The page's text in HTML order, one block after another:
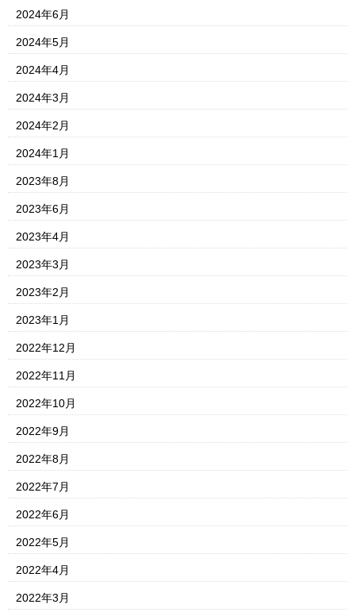
2024年6月
2024年5月
2024年4月
2024年3月
2024年2月
2024年1月
2023年8月
2023年6月
2023年4月
2023年3月
2023年2月
2023年1月
2022年12月
2022年11月
2022年10月
2022年9月
2022年8月
2022年7月
2022年6月
2022年5月
2022年4月
2022年3月